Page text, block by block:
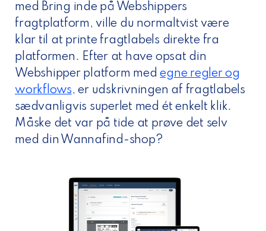
med Bring inde på Webshippers
fragtplatform, ville du normaltvist være
klar til at printe fragtlabels direkte fra
platformen. Efter at have opsat din
Webshipper platform medegne regler og
workflows, er udskrivningen af fragtlabels
sædvanligvis superlet med ét enkelt klik.
Måske det var på tide at prøve det selv
med din Wannafind-shop?